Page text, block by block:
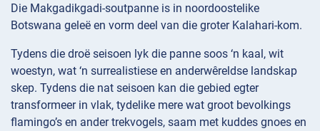
Die Makgadikgadi-soutpanne is in noordoostelike
Botswana geleë en vorm deel van die groter Kalahari-kom.
Tydens die droë seisoen lyk die panne soos ‘n kaal, wit
woestyn, wat ‘n surrealistiese en anderwêreldse landskap
skep. Tydens die nat seisoen kan die gebied egter
transformeer in vlak, tydelike mere wat groot bevolkings
flamingo’s en ander trekvogels, saam met kuddes gnoes en